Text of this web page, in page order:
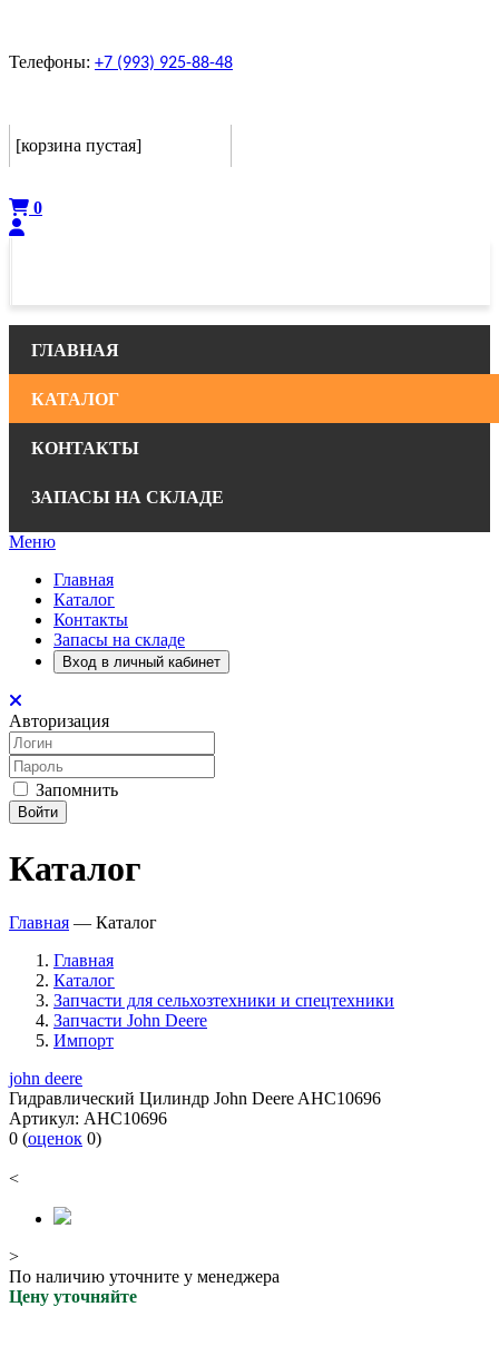
Телефоны: +7 (993) 925-88-48
[корзина пустая]
0
ГЛАВНАЯ
КАТАЛОГ
КОНТАКТЫ
ЗАПАСЫ НА СКЛАДЕ
Меню
Главная
Каталог
Контакты
Запасы на складе
Вход в личный кабинет
Авторизация
Запомнить
Войти
Каталог
Главная — Каталог
Главная
Каталог
Запчасти для сельхозтехники и спецтехники
Запчасти John Deere
Импорт
john deere
Гидравлический Цилиндр John Deere AHC10696
Артикул: AHC10696
0 (оценок 0)
<
>
По наличию уточните у менеджера
Цену уточняйте